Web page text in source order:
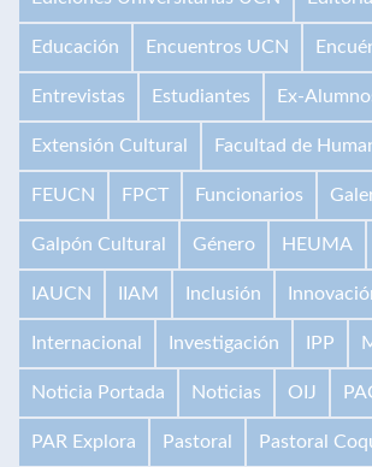
Educación Encuentros UCN
Entrevistas Estudiantes Ex-
Extensión Cultural Facultad de
FEUCN FPCT Funcionarios
Galpón Cultural Género HEUMA
IAUCN IIAM Inclusión
Internacional Investigación IPP
Noticia Portada Noticias OIJ
PAR Explora Pastoral Pastoral